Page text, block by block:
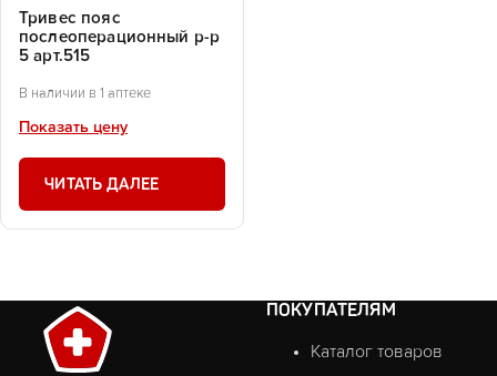
Тривес пояс
послеоперационный р-р
5 арт.515
В наличии в 1 аптеке
Показать цену
ЧИТАТЬ ДАЛЕЕ
ПОКУПАТЕЛЯМ
Каталог товаров